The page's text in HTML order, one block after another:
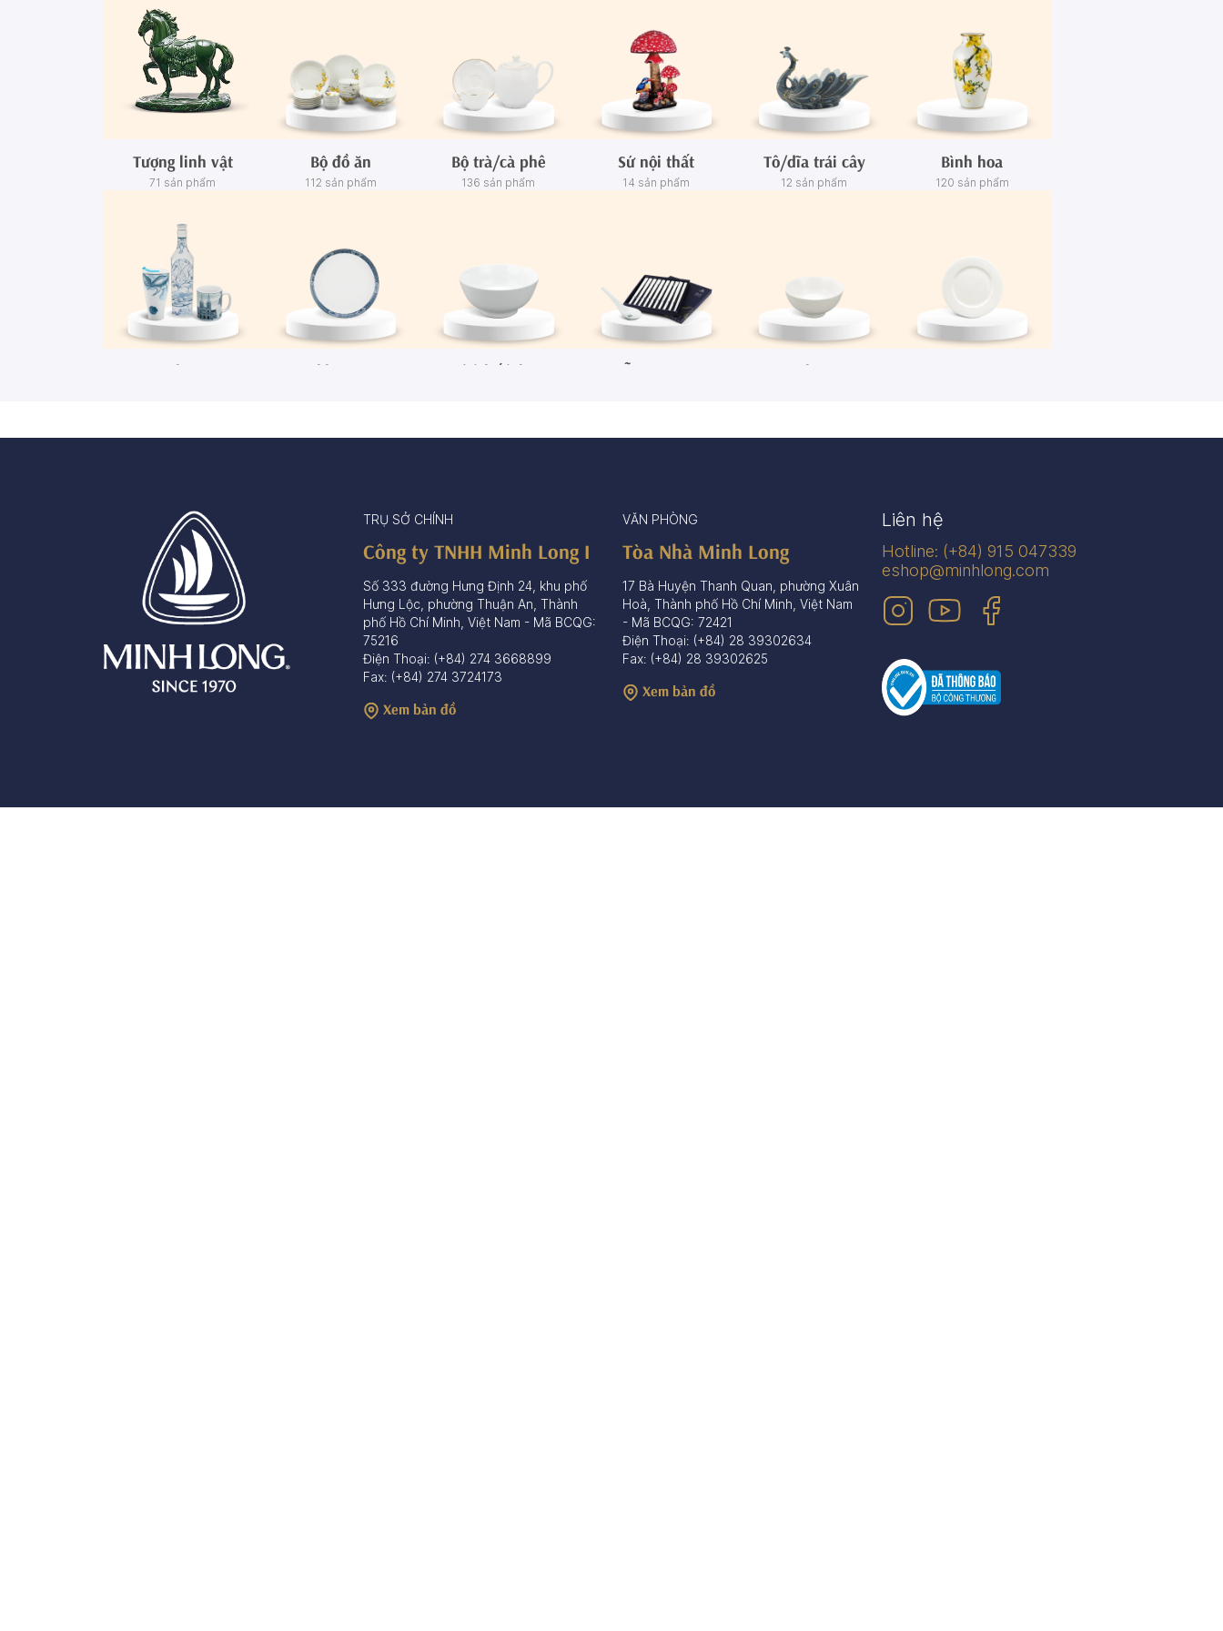
Tượng linh vật
71 sản phẩm
Bộ đồ ăn
112 sản phẩm
Bộ trà/cà phê
136 sản phẩm
Sứ nội thất
14 sản phẩm
Tô/dĩa trái cây
12 sản phẩm
Bình hoa
120 sản phẩm
Ca - Ly - Chai - Hộp sứ Bộ khay rượu Tô/Thố/Khay Muỗng - Đũa sứ Chén
TRỤ SỞ CHÍNH
Công ty TNHH Minh Long I
Số 333 đường Hưng Định 24, khu phố
Hưng Lộc, phường Thuận An, Thành
phố Hồ Chí Minh, Việt Nam - Mã BCQG:
75216
Điện Thoại: (+84) 274 3668899
Fax: (+84) 274 3724173
Xem bản đồ
VĂN PHÒNG
Tòa Nhà Minh Long
17 Bà Huyện Thanh Quan, phường Xuân
Hoà, Thành phố Hồ Chí Minh, Việt Nam
- Mã BCQG: 72421
Điện Thoại: (+84) 28 39302634
Fax: (+84) 28 39302625
Xem bản đồ
Liên hệ
Hotline: (+84) 915 047339
eshop@minhlong.com